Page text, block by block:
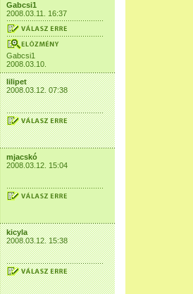
Gabcsi1
2008.03.11. 16:37
Gabcsi1
2008.03.10.
lilipet
2008.03.12. 07:38
mjacskó
2008.03.12. 15:04
kicyla
2008.03.12. 15:38